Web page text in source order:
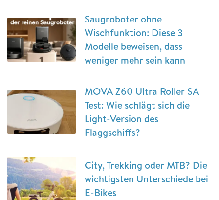
Saugroboter ohne
Wischfunktion: Diese 3
Modelle beweisen, dass
weniger mehr sein kann
MOVA Z60 Ultra Roller SA
Test: Wie schlägt sich die
Light-Version des
Flaggschiffs?
City, Trekking oder MTB? Die
wichtigsten Unterschiede bei
E-Bikes